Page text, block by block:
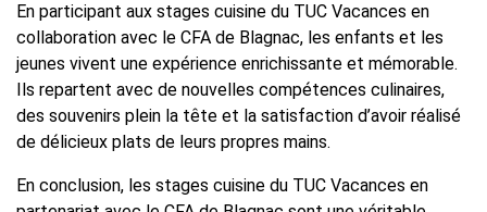
En participant aux stages cuisine du TUC Vacances en
collaboration avec le CFA de Blagnac, les enfants et les
jeunes vivent une expérience enrichissante et mémorable.
Ils repartent avec de nouvelles compétences culinaires,
des souvenirs plein la tête et la satisfaction d’avoir réalisé
de délicieux plats de leurs propres mains.
En conclusion, les stages cuisine du TUC Vacances en